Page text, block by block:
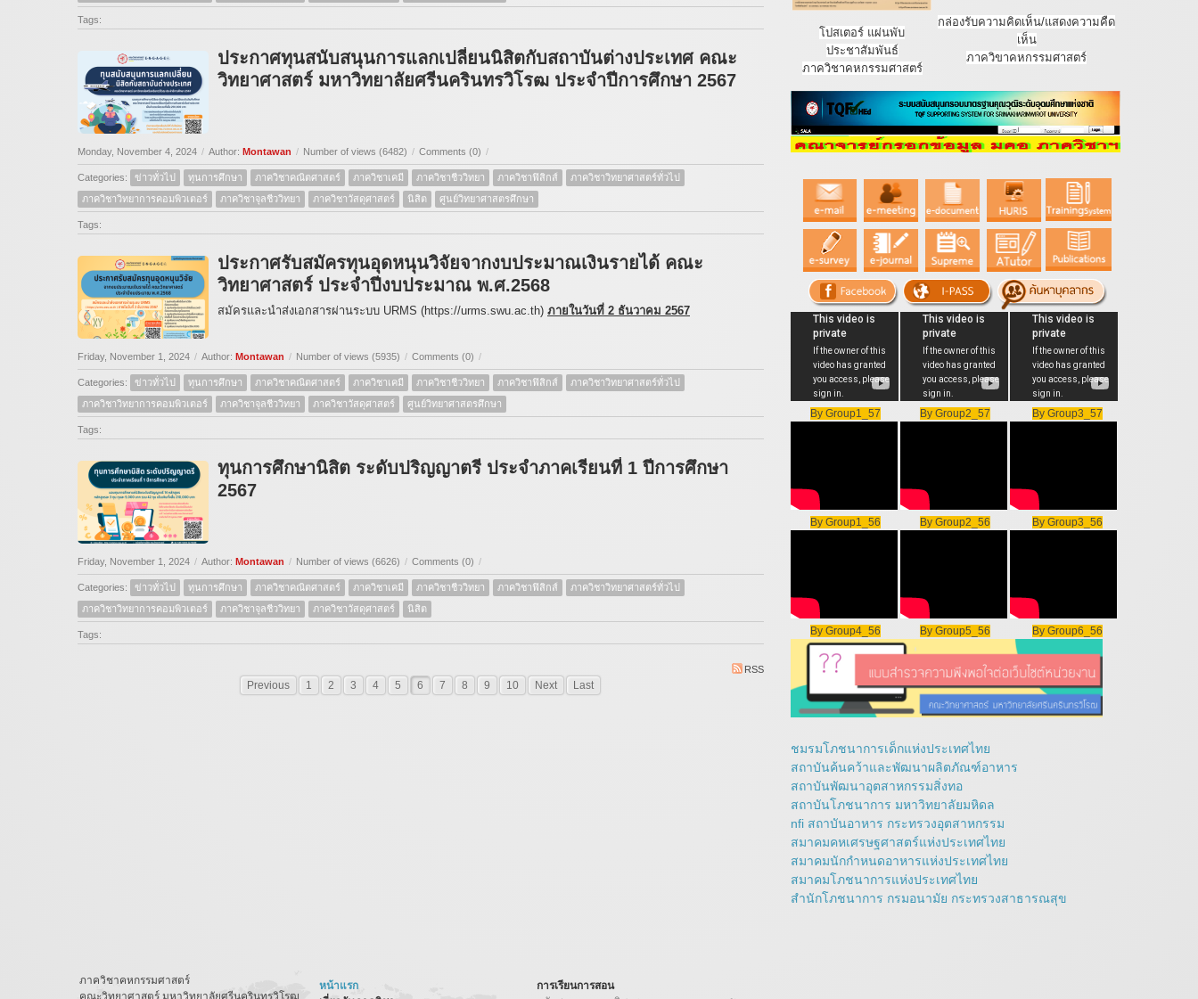
Tags:
ประกาศทุนสนับสนุนการแลกเปลี่ยนนิสิตกับสถาบันต่างประเทศ คณะ
วิทยาศาสตร์ มหาวิทยาลัยศรีนครินทรวิโรฒ ประจำปีการศึกษา 2567
Monday, November 4, 2024 / Author: Montawan / Number of views (6482) / Comments (0) /
Categories: ข่าวทั่วไป ทุนการศึกษา ภาควิชาคณิตศาสตร์ ภาควิชาเคมี ภาควิชาชีววิทยา ภาควิชาฟิสิกส์
ภาควิชาวิทยาศาสตร์ทั่วไป
ภาควิชาวิทยาการคอมพิวเตอร์
ภาควิชาจุลชีววิทยา ภาควิชาวัสดุศาสตร์ นิสิต ศูนย์วิทยาศาสตรศึกษา
Tags:
ประกาศรับสมัครทุนอุดหนุนวิจัยจากงบประมาณเงินรายได้ คณะ
วิทยาศาสตร์ ประจำปีงบประมาณ พ.ศ.2568
สมัครและนำส่งเอกสารผ่านระบบ URMS (https://urms.swu.ac.th) ภายในวันที่ 2 ธันวาคม 2567
Friday, November 1, 2024 / Author: Montawan / Number of views (5935) / Comments (0) /
Categories: ข่าวทั่วไป ทุนการศึกษา ภาควิชาคณิตศาสตร์ ภาควิชาเคมี ภาควิชาชีววิทยา ภาควิชาฟิสิกส์
ภาควิชาวิทยาศาสตร์ทั่วไป
ภาควิชาวิทยาการคอมพิวเตอร์
ภาควิชาจุลชีววิทยา ภาควิชาวัสดุศาสตร์ ศูนย์วิทยาศาสตรศึกษา
Tags:
ทุนการศึกษานิสิต ระดับปริญญาตรี ประจำภาคเรียนที่ 1 ปีการศึกษา
2567
Friday, November 1, 2024 / Author: Montawan / Number of views (6626) / Comments (0) /
Categories: ข่าวทั่วไป ทุนการศึกษา ภาควิชาคณิตศาสตร์ ภาควิชาเคมี ภาควิชาชีววิทยา ภาควิชาฟิสิกส์
ภาควิชาวิทยาศาสตร์ทั่วไป
ภาควิชาวิทยาการคอมพิวเตอร์
ภาควิชาจุลชีววิทยา ภาควิชาวัสดุศาสตร์ นิสิต
Tags:
RSS
Previous 1 2 3 4 5 6 7 8 9 10 Next Last
โปสเตอร์ แผ่นพับ
ประชาสัมพันธ์
ภาควิชาคหกรรมศาสตร์
กล่องรับความคิดเห็น/แสดงความคืด
เห็น
ภาควิขาคหกรรมศาสตร์
By Group1_57 By Group2_57 By Group3_57
By Group1_56 By Group2_56 By Group3_56
By Group4_56 By Group5_56 By Group6_56
ชมรมโภชนาการเด็กแห่งประเทศไทย
สถาบันค้นคว้าและพัฒนาผลิตภัณฑ์อาหาร
สถาบันพัฒนาอุตสาหกรรมสิ่งทอ
สถาบันโภชนาการ มหาวิทยาลัยมหิดล
nfi สถาบันอาหาร กระทรวงอุตสาหกรรม
สมาคมคหเศรษฐศาสตร์แห่งประเทศไทย
สมาคมนักกำหนดอาหารแห่งประเทศไทย
สมาคมโภชนาการแห่งประเทศไทย
สำนักโภชนาการ กรมอนามัย กระทรวงสาธารณสุข
ภาควิชาคหกรรมศาสตร์
คณะวิทยาศาสตร์ มหาวิทยาลัยศรีนครินทรวิโรฒ
หน้าแรก
การเรียนการสอน